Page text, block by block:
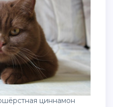
циннамон